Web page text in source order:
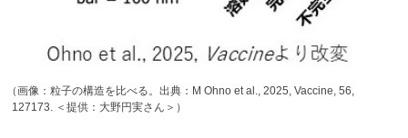
（画像：粒子の構造を比べる。出典：M Ohno et al., 2025, Vaccine, 56,
127173. ＜提供：大野円実さん＞）